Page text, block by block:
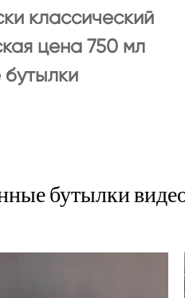
классический
цена 750 мл
бутылки
бутылки